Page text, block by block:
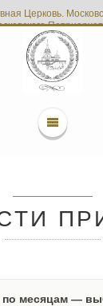
Церковь.
месяцам —